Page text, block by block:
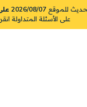
للموقع 2026/08/07 على الساعة 16:31
على الأسئلة المتداولة انقر